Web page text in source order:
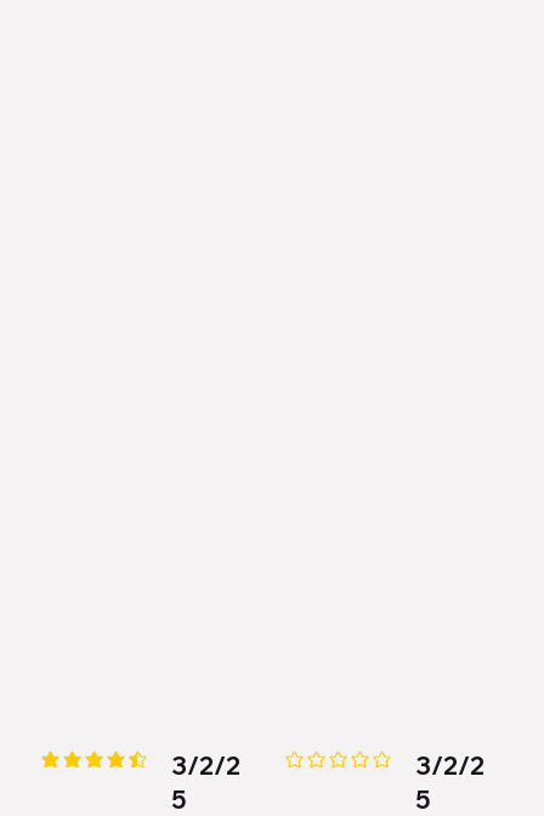
la calificación promedio es 4.4 de 5
3/2/2
5
Aún no hay calificaciones
3/2/2
5